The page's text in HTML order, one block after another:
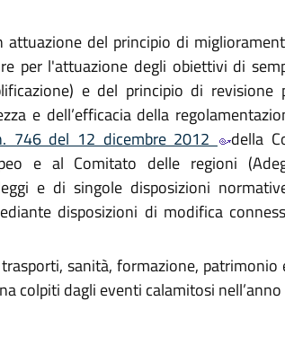
del principio di
per l'attuazione degli obiettivi di
e del principio di revisione
e dell’efficacia della
746 del 12 dicembre 2012
della
e al Comitato delle regioni
e di singole disposizioni
disposizioni di modifica
sanità, formazione, patrimonio
colpiti dagli eventi calamitosi